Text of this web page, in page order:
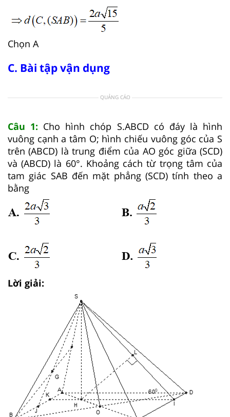
Chọn A
C. Bài tập vận dụng
QUẢNG CÁO
Câu 1: Cho hình chóp S.ABCD có đáy là hình
vuông cạnh a tâm O; hình chiếu vuông góc của S
trên (ABCD) là trung điểm của AO góc giữa (SCD)
và (ABCD) là 60°. Khoảng cách từ trọng tâm của
tam giác SAB đến mặt phẳng (SCD) tính theo a
bằng
Lời giải: